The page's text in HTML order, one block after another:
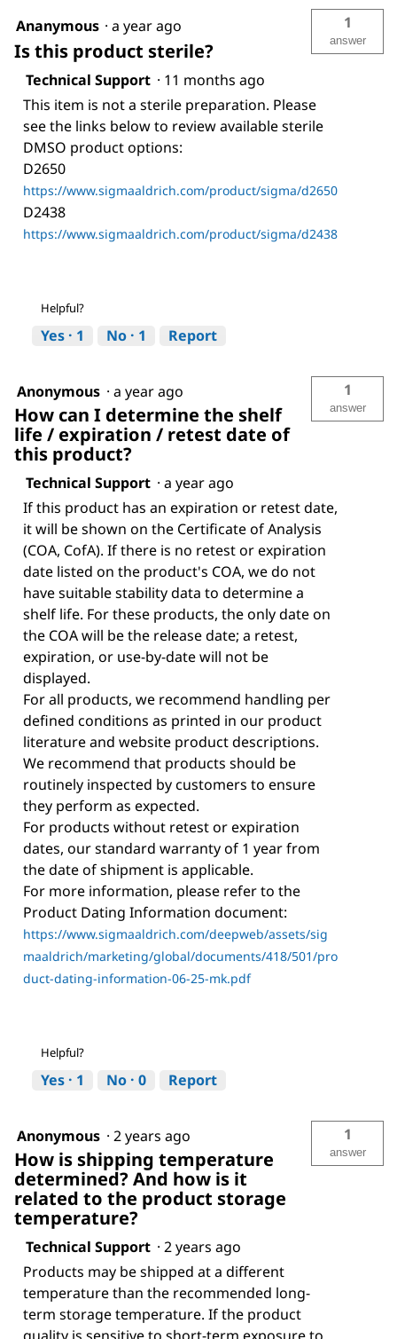
Ananymous · a year ago
Is this product sterile?
1
answer
Technical Support · 11 months ago
This item is not a sterile preparation. Please
see the links below to review available sterile
DMSO product options:
D2650
https://www.sigmaaldrich.com/product/sigma/d2650
D2438
https://www.sigmaaldrich.com/product/sigma/d2438
Helpful?
Yes · 1 No · 1 Report
Anonymous · a year ago
How can I determine the shelf
life / expiration / retest date of
this product?
1
answer
Technical Support · a year ago
If this product has an expiration or retest date,
it will be shown on the Certificate of Analysis
(COA, CofA). If there is no retest or expiration
date listed on the product's COA, we do not
have suitable stability data to determine a
shelf life. For these products, the only date on
the COA will be the release date; a retest,
expiration, or use-by-date will not be
displayed.
For all products, we recommend handling per
defined conditions as printed in our product
literature and website product descriptions.
We recommend that products should be
routinely inspected by customers to ensure
they perform as expected.
For products without retest or expiration
dates, our standard warranty of 1 year from
the date of shipment is applicable.
For more information, please refer to the
Product Dating Information document:
https://www.sigmaaldrich.com/deepweb/assets/sig
maaldrich/marketing/global/documents/418/501/pro
duct-dating-information-06-25-mk.pdf
Helpful?
Yes · 1 No · 0 Report
Anonymous · 2 years ago
How is shipping temperature
determined? And how is it
related to the product storage
temperature?
1
answer
Technical Support · 2 years ago
Products may be shipped at a different
temperature than the recommended long-
term storage temperature. If the product